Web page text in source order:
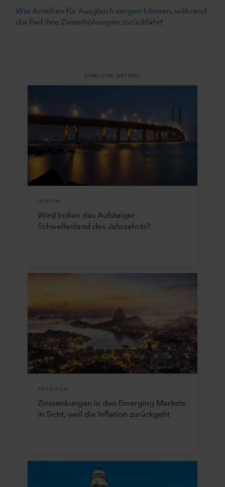
Wie Anleihen für Ausgleich sorgen können, während
die Fed ihre Zinserhöhungen zurückfährt
ÄHNLICHE ARTIKEL
INDIEN
Wird Indien das Aufsteiger-
Schwellenland des Jahrzehnts?
ANLEIHEN
Zinssenkungen in den Emerging Markets
in Sicht, weil die Inflation zurückgeht